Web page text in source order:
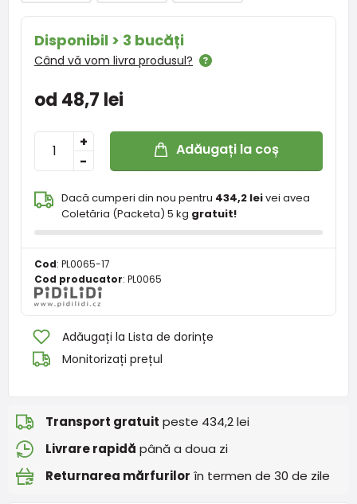
Disponibil > 3 bucăți
Când vă vom livra produsul?
od 48,7 lei
-
+ Adăugați la coș
Dacă cumperi din nou pentru 434,2 leivei avea
Coletăria (Packeta) 5 kg gratuit!
Cod: PL0065-17
Cod producator: PL0065
Adăugați la Lista de dorințe
Monitorizați prețul
Transport gratuit peste 434,2 lei
Livrare rapidă până a doua zi
Returnarea mărfurilor în termen de 30 de zile